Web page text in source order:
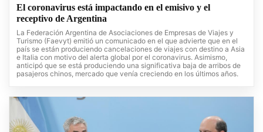
El coronavirus está impactando en el emisivo y el
receptivo de Argentina
La Federación Argentina de Asociaciones de Empresas de Viajes y
Turismo (Faevyt) emitió un comunicado en el que advierte que en el
país se están produciendo cancelaciones de viajes con destino a Asia
e Italia con motivo del alerta global por el coronavirus. Asimismo,
anticipó que se está produciendo una significativa baja de arribos de
pasajeros chinos, mercado que venía creciendo en los últimos años.